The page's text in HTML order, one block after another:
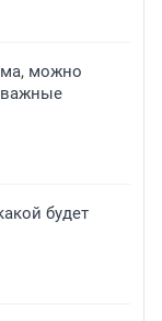
можно
важные
будет